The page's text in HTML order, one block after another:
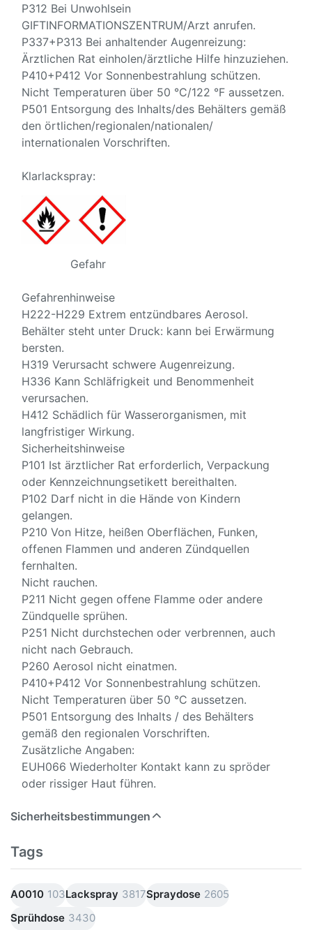
P312 Bei Unwohlsein
GIFTINFORMATIONSZENTRUM/Arzt anrufen.
P337+P313 Bei anhaltender Augenreizung:
Ärztlichen Rat einholen/ärztliche Hilfe hinzuziehen.
P410+P412 Vor Sonnenbestrahlung schützen.
Nicht Temperaturen über 50 °C/122 °F aussetzen.
P501 Entsorgung des Inhalts/des Behälters gemäß
den örtlichen/regionalen/nationalen/
internationalen Vorschriften.
Klarlackspray:
Gefahr
Gefahrenhinweise
H222-H229 Extrem entzündbares Aerosol.
Behälter steht unter Druck: kann bei Erwärmung
bersten.
H319 Verursacht schwere Augenreizung.
H336 Kann Schläfrigkeit und Benommenheit
verursachen.
H412 Schädlich für Wasserorganismen, mit
langfristiger Wirkung.
Sicherheitshinweise
P101 Ist ärztlicher Rat erforderlich, Verpackung
oder Kennzeichnungsetikett bereithalten.
P102 Darf nicht in die Hände von Kindern
gelangen.
P210 Von Hitze, heißen Oberflächen, Funken,
offenen Flammen und anderen Zündquellen
fernhalten.
Nicht rauchen.
P211 Nicht gegen offene Flamme oder andere
Zündquelle sprühen.
P251 Nicht durchstechen oder verbrennen, auch
nicht nach Gebrauch.
P260 Aerosol nicht einatmen.
P410+P412 Vor Sonnenbestrahlung schützen.
Nicht Temperaturen über 50 °C aussetzen.
P501 Entsorgung des Inhalts / des Behälters
gemäß den regionalen Vorschriften.
Zusätzliche Angaben:
EUH066 Wiederholter Kontakt kann zu spröder
oder rissiger Haut führen.
Sicherheitsbestimmungen
Tags
A0010 103Lackspray 3817Spraydose 2605
Sprühdose 3430